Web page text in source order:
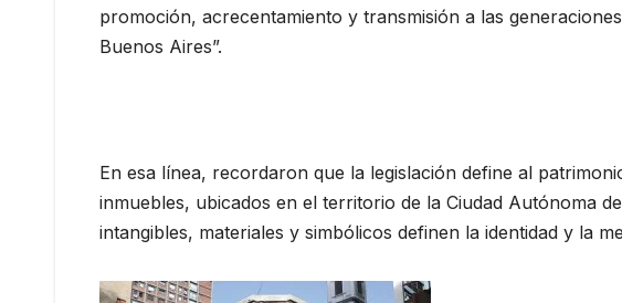
promoción, acrecentamiento y transmisión a las
Buenos Aires”.
En esa línea, recordaron que la legislación define al
inmuebles, ubicados en el territorio de la Ciudad Autónoma
intangibles, materiales y simbólicos definen la identidad y la